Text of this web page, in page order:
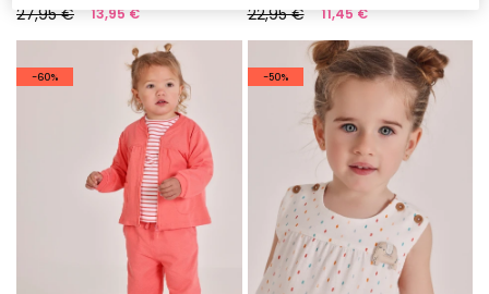
27,95 €
13,95 €
22,95 €
11,45 €
-60% -50%